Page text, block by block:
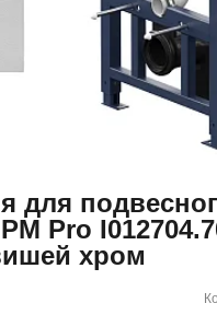
для
Pro
хром